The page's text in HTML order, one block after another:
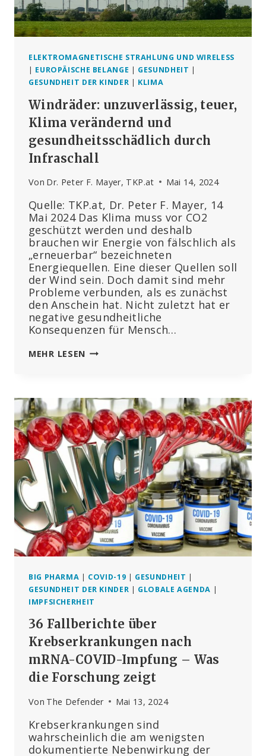
ELEKTROMAGNETISCHE STRAHLUNG UND WIRELESS
| EUROPÄISCHE BELANGE | GESUNDHEIT |
GESUNDHEIT DER KINDER | KLIMA
Windräder: unzuverlässig, teuer,
Klima verändernd und
gesundheitsschädlich durch
Infraschall
Von Dr. Peter F. Mayer, TKP.at Mai 14, 2024
Quelle: TKP.at, Dr. Peter F. Mayer, 14
Mai 2024 Das Klima muss vor CO2
geschützt werden und deshalb
brauchen wir Energie von fälschlich als
„erneuerbar“ bezeichneten
Energiequellen. Eine dieser Quellen soll
der Wind sein. Doch damit sind mehr
Probleme verbunden, als es zunächst
den Anschein hat. Nicht zuletzt hat er
negative gesundheitliche
Konsequenzen für Mensch…
MEHR LESEN WINDRÄDER:
VERÄNDERND
UND
GESUNDHEITSSCHÄDLICH
DURCH
INFRASCHALL
BIG PHARMA | COVID-19 | GESUNDHEIT |
GESUNDHEIT DER KINDER | GLOBALE AGENDA |
IMPFSICHERHEIT
36 Fallberichte über
Krebserkrankungen nach
mRNA-COVID-Impfung – Was
die Forschung zeigt
Von The Defender Mai 13, 2024
Krebserkrankungen sind
wahrscheinlich die am wenigsten
dokumentierte Nebenwirkung der